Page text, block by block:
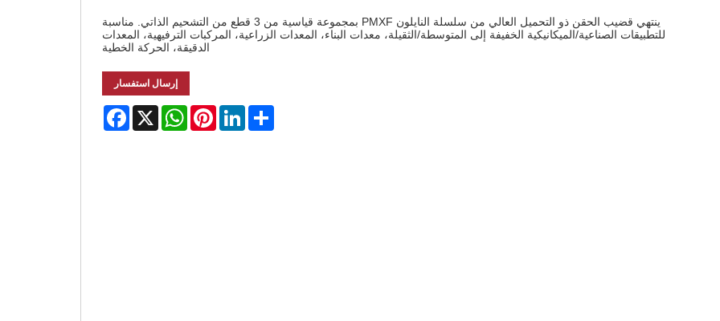
ينتهي قضيب الحقن ذو التحميل العالي من سلسلة النايلون PMXF بمجموعة قياسية من 3 قطع من التشحيم الذاتي. مناسبة
للتطبيقات الصناعية/الميكانيكية الخفيفة إلى المتوسطة/الثقيلة، معدات البناء، المعدات الزراعية، المركبات الترفيهية، المعدات
الدقيقة، الحركة الخطية
إرسال استفسار
Facebook X
WhatsAppPinterestLinkedInShare